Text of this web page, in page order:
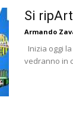
Si
Armando
Inizia oggi
vedranno in